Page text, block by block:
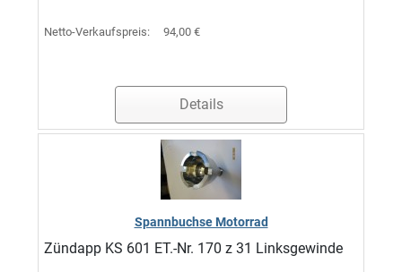
Netto-Verkaufspreis: 94,00 €
Details
Spannbuchse Motorrad
Zündapp KS 601 ET.-Nr. 170 z 31 Linksgewinde